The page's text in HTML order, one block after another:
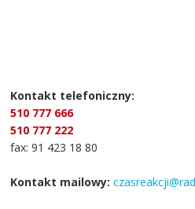
Kontakt telefoniczny:
510 777 666
510 777 222
fax: 91 423 18 80
Kontakt mailowy: